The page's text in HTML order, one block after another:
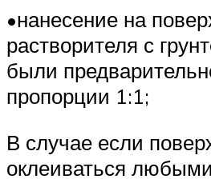
•нанесение на
растворителя с
были
пропорции 1:1;
В случае если
оклеиваться